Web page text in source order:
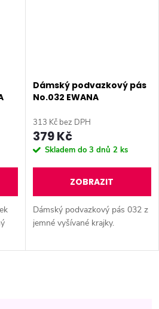
Dámský podvazkový pás
No.032 EWANA
313 Kč bez DPH
379 Kč
Skladem do 3 dnů 2 ks
ZOBRAZIT
Dámský podvazkový pás 032 z
jemné vyšívané krajky.